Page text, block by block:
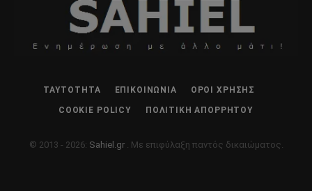
ΤΑΥΤΌΤΗΤΑ ΕΠΙΚΟΙΝΩΝΊΑ ΌΡΟΙ ΧΡΉΣΗΣ
COOKIE POLICY ΠΟΛΙΤΙΚΉ ΑΠΟΡΡΉΤΟΥ
© 2013 - 2026: Sahiel.gr . Με επιφύλαξη παντός δικαιώματος.